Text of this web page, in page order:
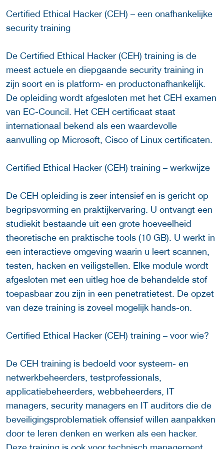
Certified Ethical Hacker (CEH) – een onafhankelijke
security training
De Certified Ethical Hacker (CEH) training is de
meest actuele en diepgaande security training in
zijn soort en is platform- en productonafhankelijk.
De opleiding wordt afgesloten met het CEH examen
van EC-Council. Het CEH certificaat staat
internationaal bekend als een waardevolle
aanvulling op Microsoft, Cisco of Linux certificaten.
Certified Ethical Hacker (CEH) training – werkwijze
De CEH opleiding is zeer intensief en is gericht op
begripsvorming en praktijkervaring. U ontvangt een
studiekit bestaande uit een grote hoeveelheid
theoretische en praktische tools (10 GB). U werkt in
een interactieve omgeving waarin u leert scannen,
testen, hacken en veiligstellen. Elke module wordt
afgesloten met een uitleg hoe de behandelde stof
toepasbaar zou zijn in een penetratietest. De opzet
van deze training is zoveel mogelijk hands-on.
Certified Ethical Hacker (CEH) training – voor wie?
De CEH training is bedoeld voor systeem- en
netwerkbeheerders, testprofessionals,
applicatiebeheerders, webbeheerders, IT
managers, security managers en IT auditors die de
beveiligingsproblematiek offensief willen aanpakken
door te leren denken en werken als een hacker.